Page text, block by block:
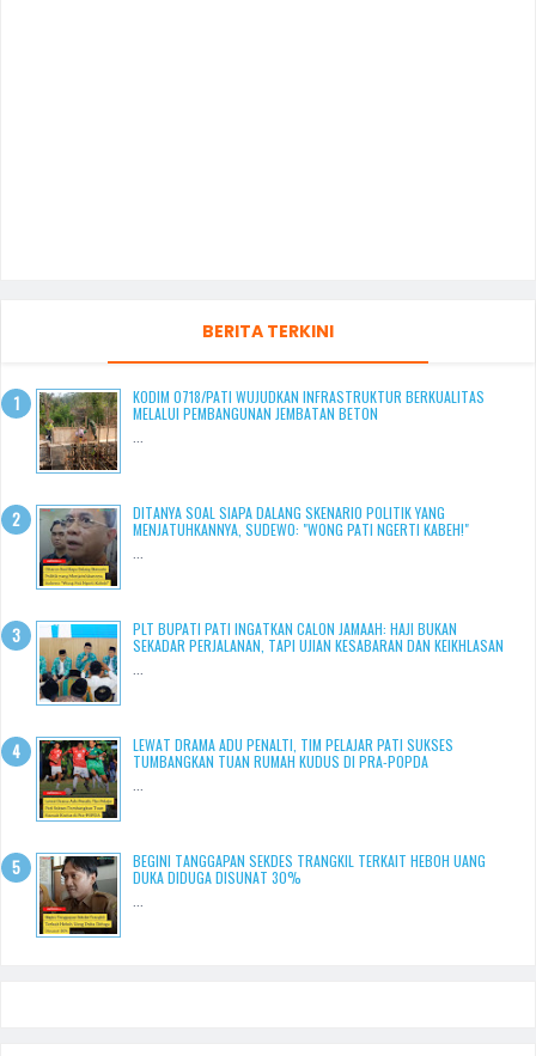
BERITA TERKINI
KODIM 0718/PATI WUJUDKAN INFRASTRUKTUR BERKUALITAS
MELALUI PEMBANGUNAN JEMBATAN BETON
DITANYA SOAL SIAPA DALANG SKENARIO POLITIK YANG
MENJATUHKANNYA, SUDEWO: "WONG PATI NGERTI KABEH!"
PLT BUPATI PATI INGATKAN CALON JAMAAH: HAJI BUKAN
SEKADAR PERJALANAN, TAPI UJIAN KESABARAN DAN KEIKHLASAN
LEWAT DRAMA ADU PENALTI, TIM PELAJAR PATI SUKSES
TUMBANGKAN TUAN RUMAH KUDUS DI PRA-POPDA
BEGINI TANGGAPAN SEKDES TRANGKIL TERKAIT HEBOH UANG
DUKA DIDUGA DISUNAT 30%